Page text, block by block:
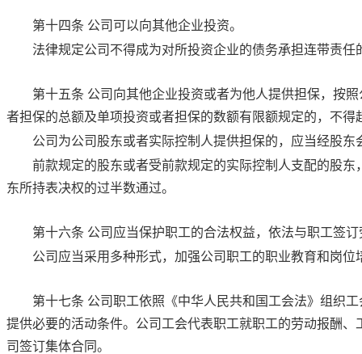
第十四条 公司可以向其他企业投资。
法律规定公司不得成为对所投资企业的债务承担连带责任
第十五条 公司向其他企业投资或者为他人提供担保，按
者担保的总额及单项投资或者担保的数额有限额规定的，不得
公司为公司股东或者实际控制人提供担保的，应当经股东
前款规定的股东或者受前款规定的实际控制人支配的股
东所持表决权的过半数通过。
第十六条 公司应当保护职工的合法权益，依法与职工签
公司应当采用多种形式，加强公司职工的职业教育和岗位
第十七条 公司职工依照 《中华人民共和国工会法》 组织工
提供必要的活动条件。公司工会代表职工就职工的劳动报酬
司签订集体合同。